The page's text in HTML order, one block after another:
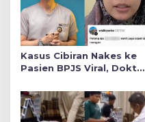
Kasus Cibiran Nakes ke
Pasien BPJS Viral, Dokter
Putih Pakaian Penetral
Emosi